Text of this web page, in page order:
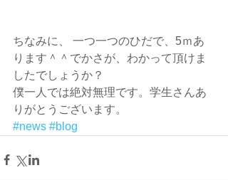
ちなみに、 一つ一つのひだで、5ｍあ
ります＾＾でかさが、わかって頂けま
したでしょうか？
僕一人では絶対無理です。学生さんあ
りがとうございます。
#news #blog